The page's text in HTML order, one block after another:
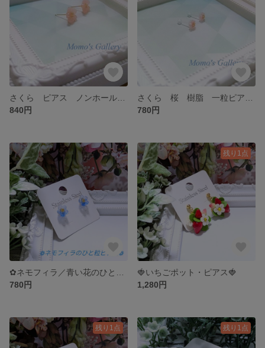
840円
780円
780円
残り1点
🍓いちごポット・ピアス🍓
1,280円
残り1点 残り1点